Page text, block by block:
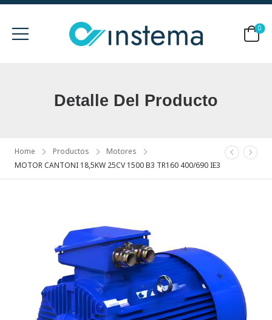
0
Detalle Del Producto
Home Productos
Motores
MOTOR CANTONI 18,5KW 25CV 1500 B3 TR160 400/690 IE3